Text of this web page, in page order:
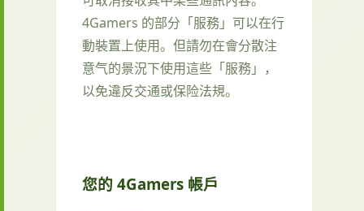
4Gamers 的部分「服務」可以在行
動裝置上使用。但請勿在會分散注
意气的景況下使用這些「服務」，
以免違反交通或保险法規。
您的 4Gamers 帳戶